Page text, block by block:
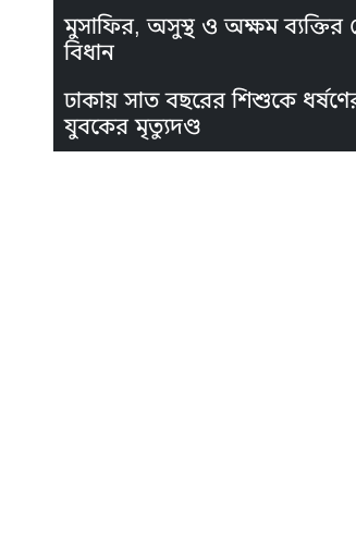
মুসাফির, অসুস্থ ও অক্ষম ব্যক্তির
বিধান
ঢাকায় সাত বছরের শিশুকে
যুবকের মৃত্যুদণ্ড